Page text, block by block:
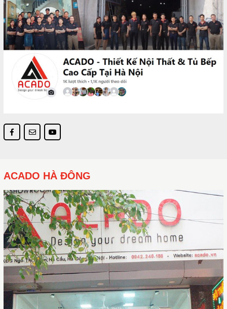
ACADO HÀ ĐÔNG